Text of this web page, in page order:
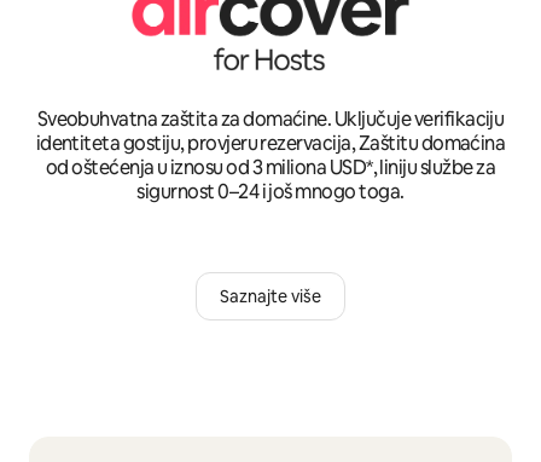
Sveobuhvatna zaštita za domaćine. Uključuje verifikaciju
identiteta gostiju, provjeru rezervacija, Zaštitu domaćina
od oštećenja u iznosu od 3 miliona USD*, liniju službe za
sigurnost 0–24 i još mnogo toga.
Saznajte više